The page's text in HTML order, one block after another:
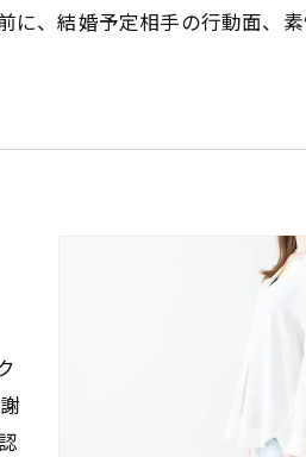
、結婚予定相手の行動面、